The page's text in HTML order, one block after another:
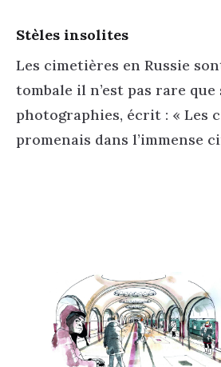
Stèles insolites
Les cimetières en Russie
tombale il n’est pas rare
photographies, écrit : « Les
promenais dans l’immense